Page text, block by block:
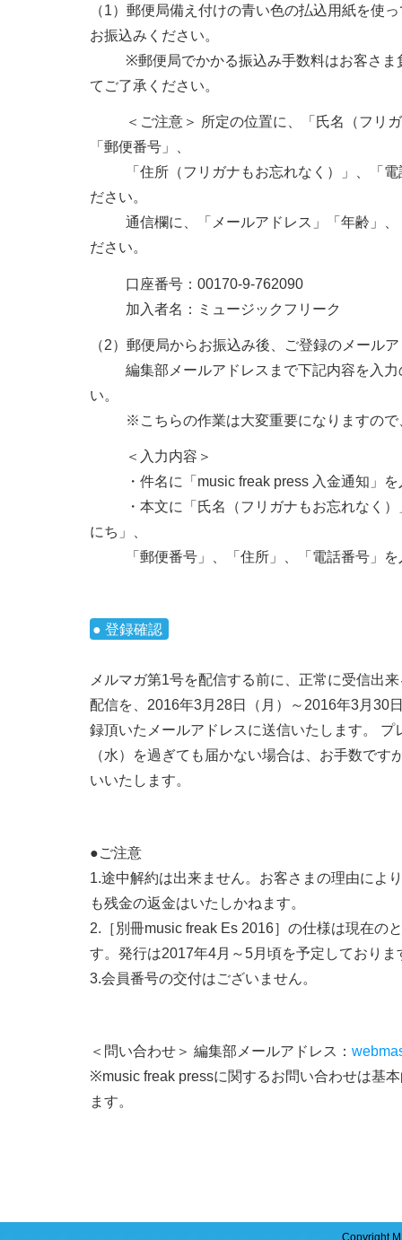
（1）郵便局備え付けの青い色の払込用紙を使
お振込みください。
※郵便局でかかる振込み手数料はお客さま
てご了承ください。
＜ご注意＞ 所定の位置に、「氏名（フリガ
「郵便番号」、
「住所（フリガナもお忘れなく）」、「電
ださい。
通信欄に、「メールアドレス」「年齢」、
ださい。
口座番号：00170-9-762090
加入者名：ミュージックフリーク
（2）郵便局からお振込み後、ご登録のメール
編集部メールアドレスまで下記内容を入力
い。
※こちらの作業は大変重要になりますので
＜入力内容＞
・件名に「music freak press 入金通知」を
・本文に「氏名（フリガナもお忘れなく）
にち」、
「郵便番号」、「住所」、「電話番号」を
● 登録確認
メルマガ第1号を配信する前に、正常に受信出
配信を、2016年3月28日（月）～2016年3月30
録頂いたメールアドレスに送信いたします。 プ
（水）を過ぎても届かない場合は、お手数です
いいたします。
●ご注意
1.途中解約は出来ません。お客さまの理由によ
も残金の返金はいたしかねます。
2.［別冊music freak Es 2016］の仕様は現在の
す。発行は2017年4月～5月頃を予定しておりま
3.会員番号の交付はございません。
＜問い合わせ＞ 編集部メールアドレス：
※music freak pressに関するお問い合わせは基
ます。
Copyright